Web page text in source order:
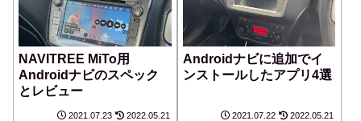
NAVITREE MiTo用
Androidナビのスペック
とレビュー
2021.07.23 2022.05.21
Androidナビに追加でイ
ンストールしたアプリ4選
2021.07.22 2022.05.21